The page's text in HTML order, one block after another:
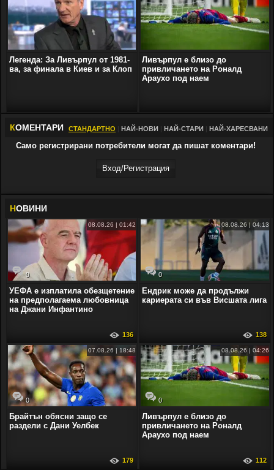
Легенда: За Ливърпул от 1981-
ва, за финала в Киев и за Клоп
Ливърпул е близо до
привличането на Роналд
Араухо под наем
КОМЕНТАРИ СТАНДАРТНО НАЙ-НОВИ НАЙ-СТАРИ НАЙ-ХАРЕСВАНИ
Само регистрирани потребители могат да пишат коментари!
Вход/Регистрaция
НОВИНИ
0
08.08.26 | 01:42
УЕФА е изплатила обезщетение
на предполагаема любовница
на Джани Инфантино
136
0
08.08.26 | 04:13
Ендрик може да продължи
кариерата си във Висшата лига
138
0
07.08.26 | 18:48
Брайтън обясни защо се
раздели с Дани Уелбек
179
0
08.08.26 | 04:26
Ливърпул е близо до
привличането на Роналд
Араухо под наем
112